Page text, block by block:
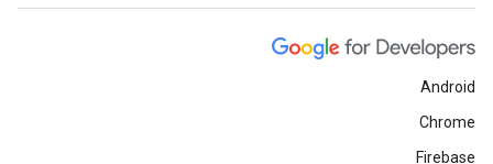
Android
Chrome
Firebase